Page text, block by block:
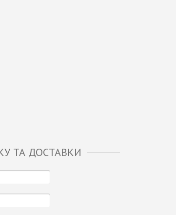
ТА ДОСТАВКИ